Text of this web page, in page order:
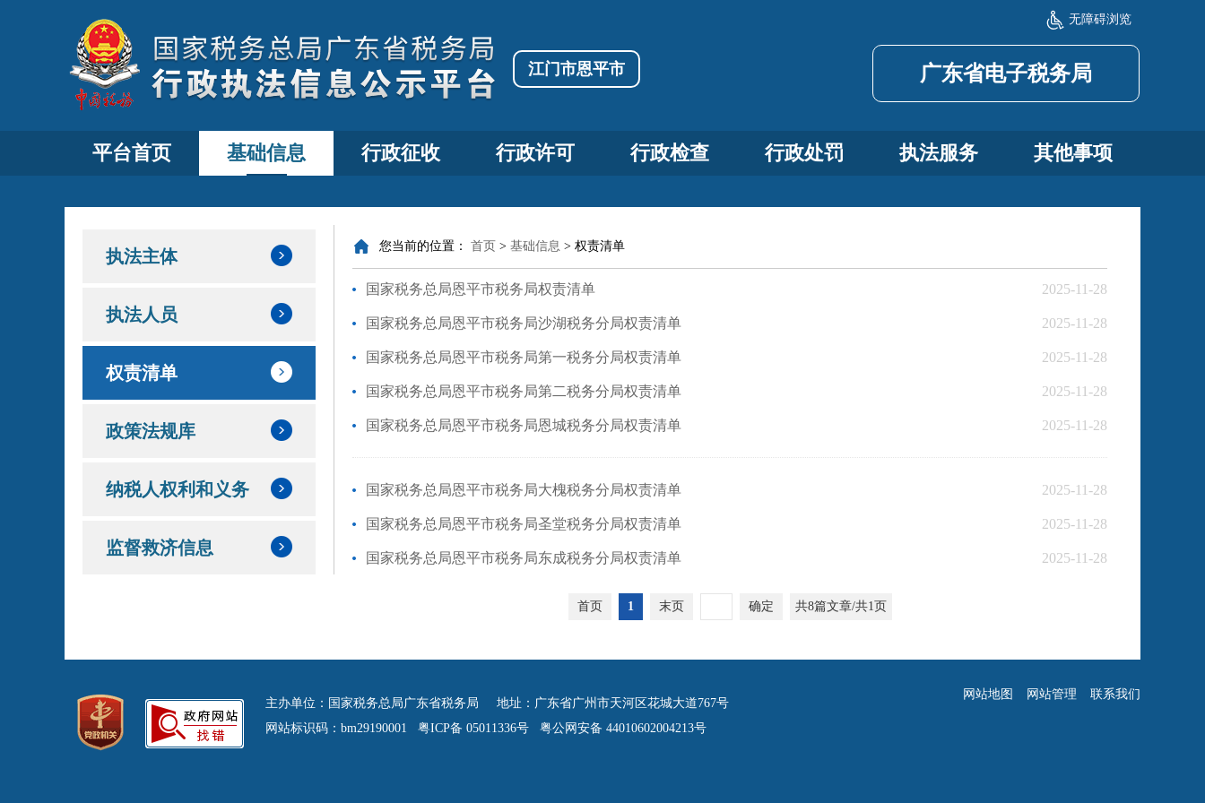
江门市恩平市 广东省电子税务局
无障碍浏览
平台首页 基础信息 行政征收 行政许可 行政检查 行政处罚 执法服务 其他事项
执法主体
执法人员
权责清单
政策法规库
纳税人权利和义务
监督救济信息
您当前的位置： 首页 > 基础信息 > 权责清单
2025-11-28
国家税务总局恩平市税务局权责清单
2025-11-28
国家税务总局恩平市税务局沙湖税务分局权责清单
2025-11-28
国家税务总局恩平市税务局第一税务分局权责清单
2025-11-28
国家税务总局恩平市税务局第二税务分局权责清单
2025-11-28
国家税务总局恩平市税务局恩城税务分局权责清单
2025-11-28
国家税务总局恩平市税务局大槐税务分局权责清单
2025-11-28
国家税务总局恩平市税务局圣堂税务分局权责清单
2025-11-28
国家税务总局恩平市税务局东成税务分局权责清单
首页 1 末页 确定 共8篇文章/共1页
主办单位：国家税务总局广东省税务局 地址：广东省广州市天河区花城大道767号
网站标识码：bm29190001 粤ICP备 05011336号 粤公网安备 44010602004213号
网站地图 网站管理 联系我们